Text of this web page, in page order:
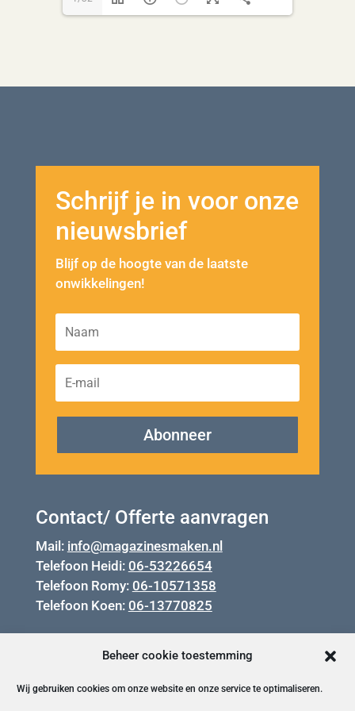
Beheer cookie toestemming
Wij gebruiken cookies om onze website en onze service te optimaliseren.
Schrijf je in voor onze
nieuwsbrief
Blijf op de hoogte van de laatste
onwikkelingen!
Abonneer
Contact/ Offerte aanvragen
Mail: info@magazinesmaken.nl
Telefoon Heidi: 06-53226654
Telefoon Romy: 06-10571358
Telefoon Koen: 06-13770825